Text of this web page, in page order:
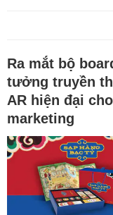
Ra mắt bộ
tưởng truyền
AR hiện đại
marketing